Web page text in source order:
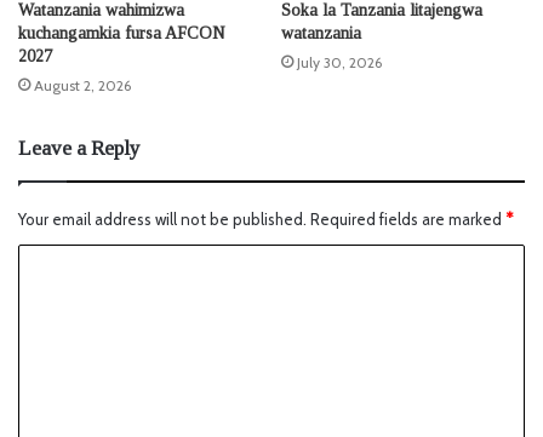
Watanzania wahimizwa
kuchangamkia fursa AFCON
2027
August 2, 2026
Soka la Tanzania litajengwa
watanzania
July 30, 2026
Leave a Reply
Your email address will not be published. Required fields are marked *